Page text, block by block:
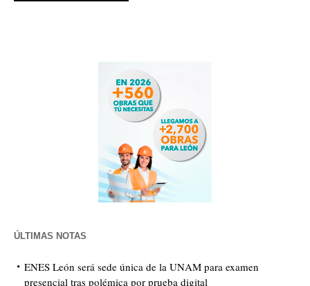
ÚLTIMAS NOTAS
ENES León será sede única de la UNAM para examen
presencial tras polémica por prueba digital